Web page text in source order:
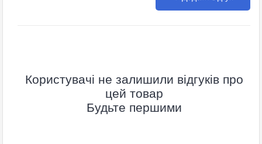
Користувачі не залишили відгуків про
цей товар
Будьте першими